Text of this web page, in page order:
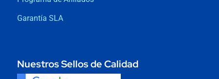
Garantía SLA
Nuestros Sellos de Calidad